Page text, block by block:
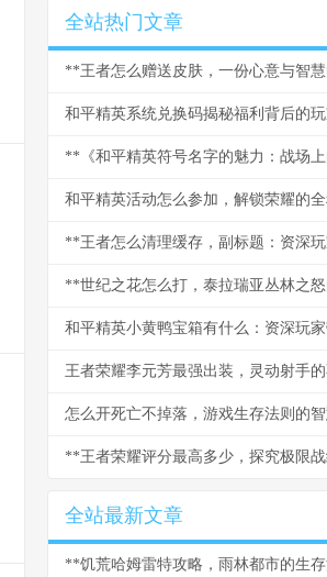
全站热门文章
和平精英系统兑换码揭秘福利背后的
**世纪之花怎么打，泰拉瑞亚丛林之
怎么开死亡不掉落，游戏生存法则的
**王者荣耀评分最高多少，探究极限
全站最新文章